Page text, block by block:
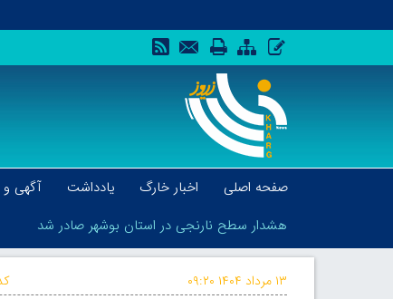
صفحه اصلی اخبار خارگ یادداشت آگهی و
هشدار سطح نارنجی در استان بوشهر صادر شد
۱۳ مرداد ۱۴۰۴ ۰۹:۲۰